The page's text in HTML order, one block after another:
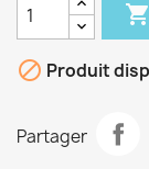

 Produit
Partager